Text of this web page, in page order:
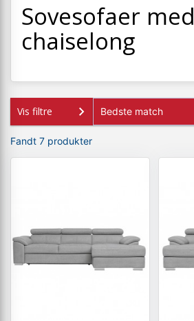
LAMPER
ENTREMØBLER
Sovesofaer med
chaiselong
Vis filtre
Fandt 7 produkter